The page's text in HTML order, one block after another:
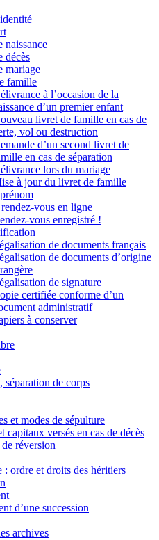
naissance
décès
mariage
famille
à l’occasion de la
d’un premier enfant
livret de famille en cas de
vol ou destruction
d’un second livret de
en cas de séparation
lors du mariage
à jour du livret de famille
vous en ligne
vous enregistré !
de documents français
de documents d’origine
de signature
certifiée conforme d’un
administratif
à conserver
séparation de corps
et modes de sépulture
capitaux versés en cas de décès
réversion
: ordre et droits des héritiers
d’une succession
archives